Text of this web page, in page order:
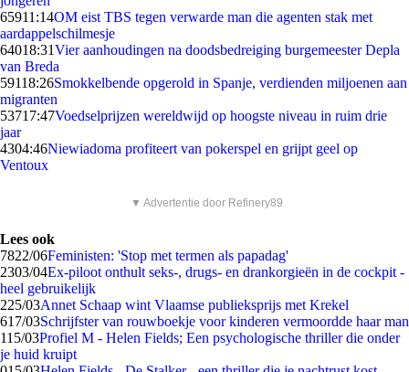
65911:14OM eist TBS tegen verwarde man die agenten stak met
aardappelschilmesje
64018:31Vier aanhoudingen na doodsbedreiging burgemeester Depla
van Breda
59118:26Smokkelbende opgerold in Spanje, verdienden miljoenen aan
migranten
53717:47Voedselprijzen wereldwijd op hoogste niveau in ruim drie
jaar
4304:46Niewiadoma profiteert van pokerspel en grijpt geel op
Ventoux
▼ Advertentie door Refinery89
Lees ook
7822/06Feministen: 'Stop met termen als papadag'
2303/04Ex-piloot onthult seks-, drugs- en drankorgieën in de cockpit -
heel gebruikelijk
225/03Annet Schaap wint Vlaamse publieksprijs met Krekel
617/03Schrijfster van rouwboekje voor kinderen vermoordde haar man
115/03Profiel M - Helen Fields; Een psychologische thriller die onder
je huid kruipt